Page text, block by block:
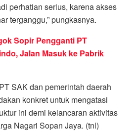
perhatian serius, karena akses
terganggu,” pungkasnya.
Sopir Pengganti PT
Jalan Masuk ke Pabrik
SAK dan pemerintah daerah
konkret untuk mengatasi
ini demi kelancaran aktivitas
Nagari Sopan Jaya. (tnl)